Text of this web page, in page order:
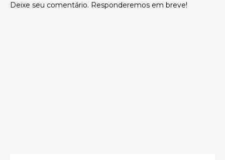
Deixe seu comentário. Responderemos em breve!